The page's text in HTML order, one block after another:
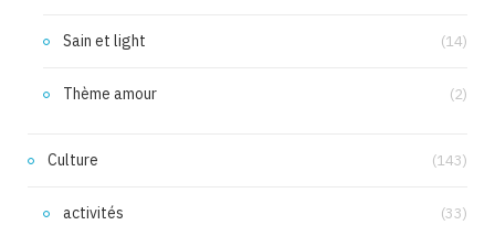
Sain et light (14)
Thème amour (2)
Culture (143)
activités (33)